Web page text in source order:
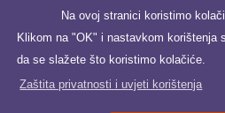
Na ovoj stranici koristimo
Klikom na "OK" i nastavkom korištenja
da se slažete što koristimo kolačiće.
Zaštita privatnosti i uvjeti korištenja